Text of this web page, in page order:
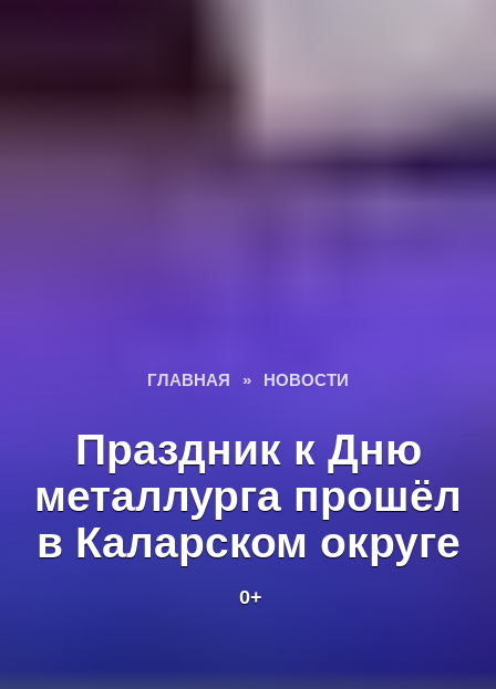
ГЛАВНАЯ » НОВОСТИ
Праздник к Дню
металлурга прошёл
в Каларском округе
0+